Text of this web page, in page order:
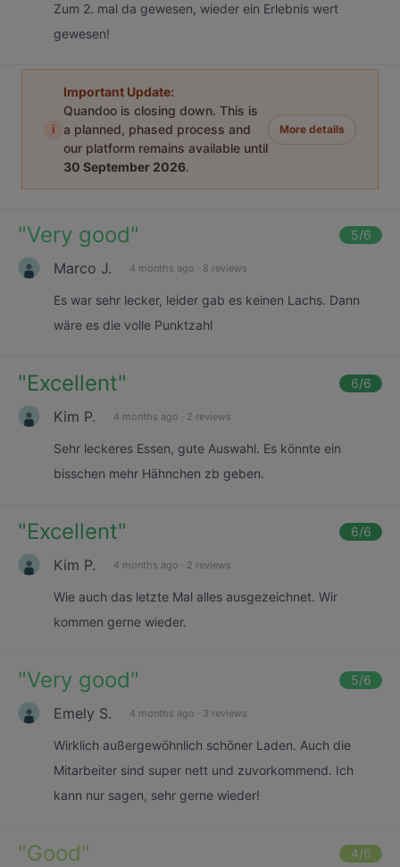
Zum 2. mal da gewesen, wieder ein Erlebnis wert
gewesen!
i
Important Update:
Quandoo is closing down. This is
a planned, phased process and
our platform remains available until
30 September 2026.
More details
"Very good" 5/6
Marco J. 4 months ago · 8 reviews
Es war sehr lecker, leider gab es keinen Lachs. Dann
wäre es die volle Punktzahl
"Excellent" 6/6
Kim P. 4 months ago · 2 reviews
Sehr leckeres Essen, gute Auswahl. Es könnte ein
bisschen mehr Hähnchen zb geben.
"Excellent" 6/6
Kim P. 4 months ago · 2 reviews
Wie auch das letzte Mal alles ausgezeichnet. Wir
kommen gerne wieder.
"Very good" 5/6
Emely S. 4 months ago · 3 reviews
Wirklich außergewöhnlich schöner Laden. Auch die
Mitarbeiter sind super nett und zuvorkommend. Ich
kann nur sagen, sehr gerne wieder!
"Good" 4/6